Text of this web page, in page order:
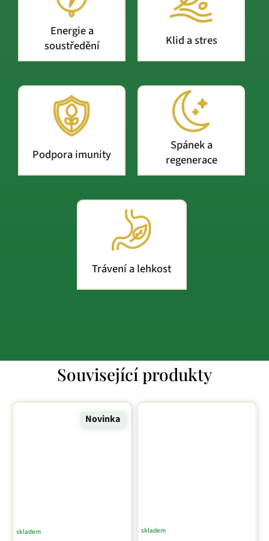
Energie a
soustředění
Klid a stres
Podpora imunity
Spánek a
regenerace
Trávení a lehkost
Související produkty
Novinka
skladem
Průměrné
skladem